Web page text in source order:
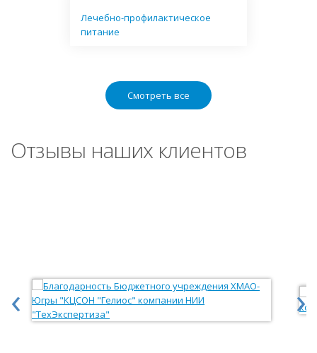
Лечебно-профилактическое
питание
Смотреть все
Отзывы наших клиентов
‹ ›